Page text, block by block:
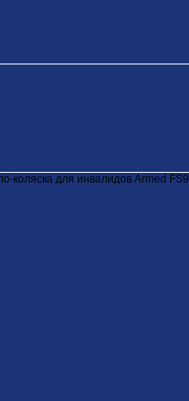
коляска для инвалидов Armed